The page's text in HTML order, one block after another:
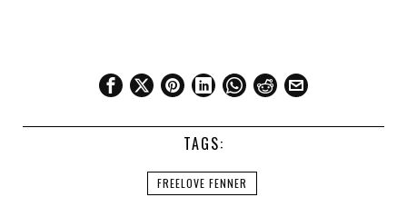
TAGS:
FREELOVE FENNER